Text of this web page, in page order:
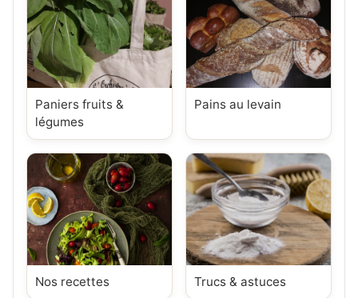
Paniers fruits &
légumes
Pains au levain
Nos recettes Trucs & astuces